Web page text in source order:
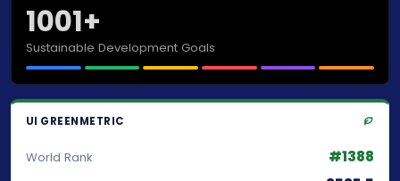
1001+
Sustainable Development Goals
UI GREENMETRIC
World Rank #1388